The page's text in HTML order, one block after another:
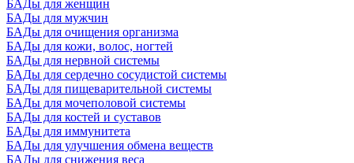
БАДы для женщин
БАДы для мужчин
БАДы для очищения организма
БАДы для кожи, волос, ногтей
БАДы для нервной системы
БАДы для сердечно сосудистой системы
БАДы для пищеварительной системы
БАДы для мочеполовой системы
БАДы для костей и суставов
БАДы для иммунитета
БАДы для улучшения обмена веществ
БАДы для снижения веса